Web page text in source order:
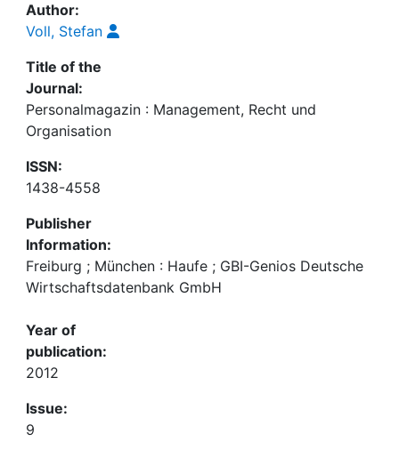
Author:
Voll, Stefan
Title of the
Journal:
Personalmagazin : Management, Recht und
Organisation
ISSN:
1438-4558
Publisher
Information:
Freiburg ; München : Haufe ; GBI-Genios Deutsche
Wirtschaftsdatenbank GmbH
Year of
publication:
2012
Issue:
9